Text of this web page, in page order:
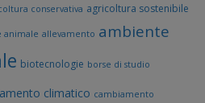
conservativa agricoltura sostenibile
animale allevamento ambiente
biotecnologie borse di studio
climatico cambiamento